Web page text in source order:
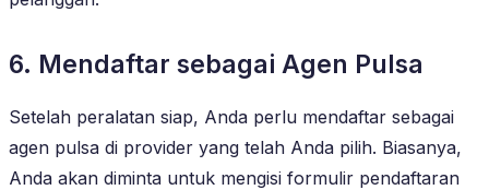
6. Mendaftar sebagai Agen Pulsa
Setelah peralatan siap, Anda perlu mendaftar sebagai
agen pulsa di provider yang telah Anda pilih. Biasanya,
Anda akan diminta untuk mengisi formulir pendaftaran